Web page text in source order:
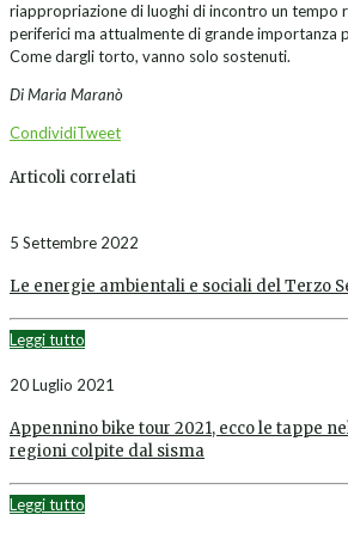
riappropriazione di luoghi di incontro un tempo
periferici ma attualmente di grande importanza
Come dargli torto, vanno solo sostenuti.
Di Maria Maranò
CondividiTweet
Articoli correlati
5 Settembre 2022
Le energie ambientali e sociali del Terzo
Leggi tutto
20 Luglio 2021
Appennino bike tour 2021, ecco le tappe
regioni colpite dal sisma
Leggi tutto